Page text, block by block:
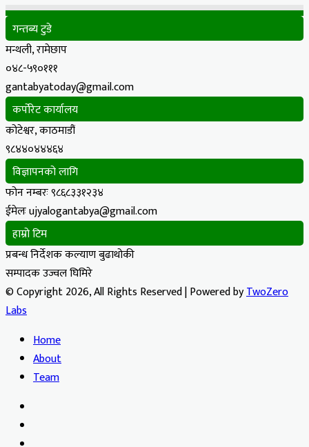
गन्तब्य टुडे
मन्थली, रामेछाप
०४८-५९०१११
gantabyatoday@gmail.com
कर्पोरेट कार्यालय
कोटेश्वर, काठमाडौं
९८४४०४४४६४
विज्ञापनको लागि
फोन नम्बरः ९८६८३३१२३४
ईमेलः ujyalogantabya@gmail.com
हाम्रो टिम
प्रबन्ध निर्देशक कल्याण बुढाथोकी
सम्पादक उज्वल घिमिरे
© Copyright 2026, All Rights Reserved | Powered byTwoZero
Labs
Home
About
Team